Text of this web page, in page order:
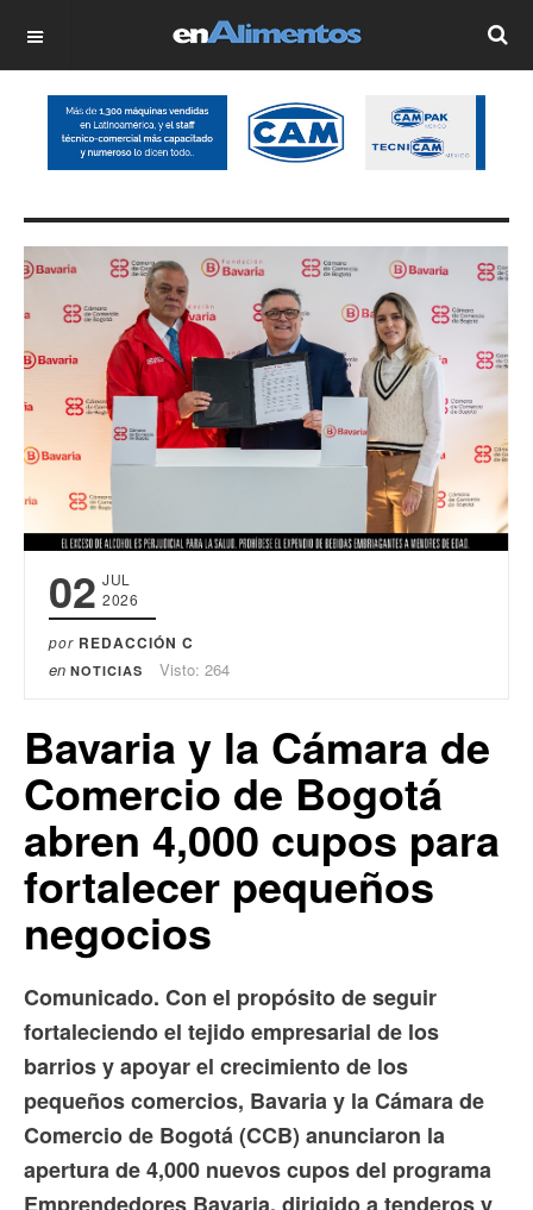
OFF CANVAS
02 JUL
2026
por REDACCIÓN C
en NOTICIAS Visto: 264
Bavaria y la Cámara de
Comercio de Bogotá
abren 4,000 cupos para
fortalecer pequeños
negocios
Comunicado. Con el propósito de seguir
fortaleciendo el tejido empresarial de los
barrios y apoyar el crecimiento de los
pequeños comercios, Bavaria y la Cámara de
Comercio de Bogotá (CCB) anunciaron la
apertura de 4,000 nuevos cupos del programa